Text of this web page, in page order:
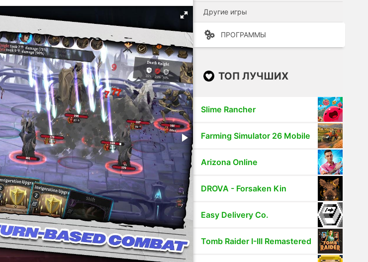
Другие игры
ПРОГРАММЫ
ТОП ЛУЧШИХ
Slime Rancher
Farming Simulator 26 Mobile
Arizona Online
DROVA - Forsaken Kin
Easy Delivery Co.
Tomb Raider I-III Remastered